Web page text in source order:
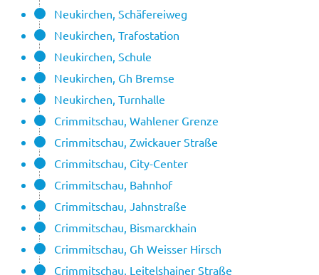
Neukirchen, Schäfereiweg
Neukirchen, Trafostation
Neukirchen, Schule
Neukirchen, Gh Bremse
Neukirchen, Turnhalle
Crimmitschau, Wahlener Grenze
Crimmitschau, Zwickauer Straße
Crimmitschau, City-Center
Crimmitschau, Bahnhof
Crimmitschau, Jahnstraße
Crimmitschau, Bismarckhain
Crimmitschau, Gh Weisser Hirsch
Crimmitschau, Leitelshainer Straße